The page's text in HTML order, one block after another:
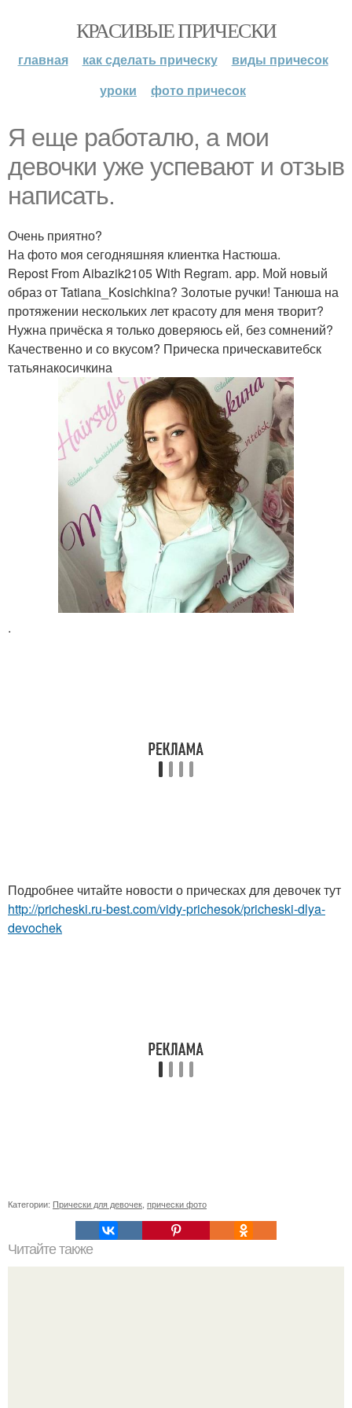
КРАСИВЫЕ ПРИЧЕСКИ
главная как сделать прическу
виды причесок
уроки
фото причесок
Я еще работалю, а мои
девочки уже успевают и отзыв
написать.
Очень приятно?
На фото моя сегодняшняя клиентка Настюша.
Repost From Aibazik2105 With Regram. app. Мой новый
образ от Tatiana_Kosichkina? Золотые ручки! Танюша на
протяжении нескольких лет красоту для меня творит?
Нужна причёска я только доверяюсь ей, без сомнений?
Качественно и со вкусом? Прическа прическавитебск
татьянакосичкина
.
Подробнее читайте новости о прическах для девочек тут
http://pricheski.ru-best.com/vidy-prichesok/pricheski-dlya-
devochek
Категории: Прически для девочек прически фото
Читайте также